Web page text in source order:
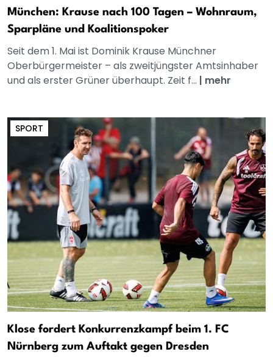
München: Krause nach 100 Tagen – Wohnraum,
Sparpläne und Koalitionspoker
Seit dem 1. Mai ist Dominik Krause Münchner
Oberbürgermeister – als zweitjüngster Amtsinhaber
und als erster Grüner überhaupt. Zeit f... | mehr
SPORT
Klose fordert Konkurrenzkampf beim 1. FC
Nürnberg zum Auftakt gegen Dresden